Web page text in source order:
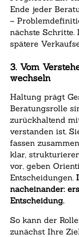
Ende jeder
–
nächste Schritte.
spätere
3. Vom
wechseln
Haltung prägt
Beratungsrolle
zurückhaltend
verstanden ist.
fassen
klar,
vor, geben
Entscheidungen.
nacheinander:
Entscheidung.
So kann der
zunächst Ihre